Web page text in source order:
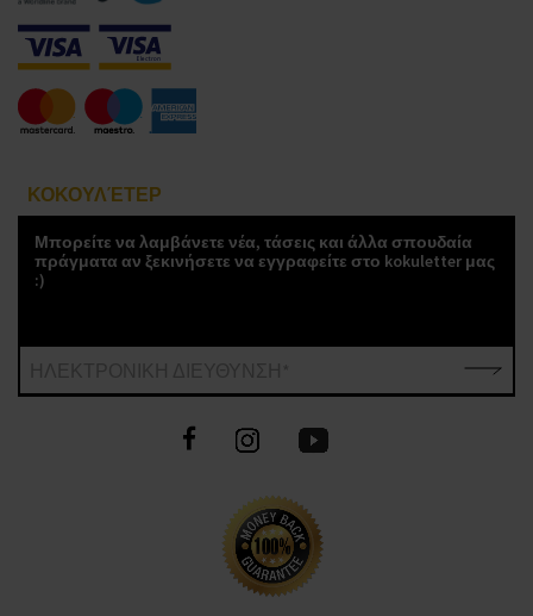
ΚΟΚΟΥΛΈΤΕΡ
Μπορείτε να λαμβάνετε νέα, τάσεις και άλλα σπουδαία
πράγματα αν ξεκινήσετε να εγγραφείτε στο kokuletter μας
:)